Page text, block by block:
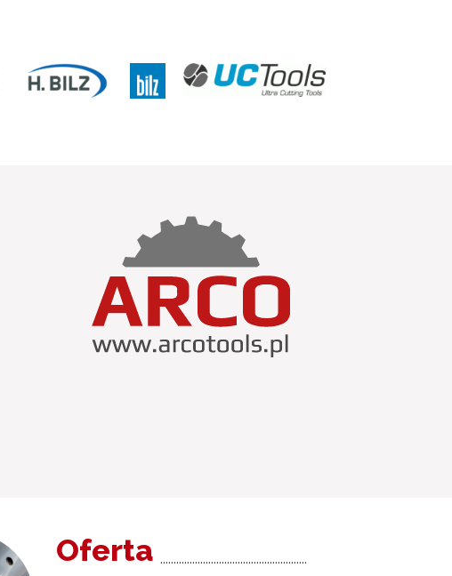
Oferta.......................................................